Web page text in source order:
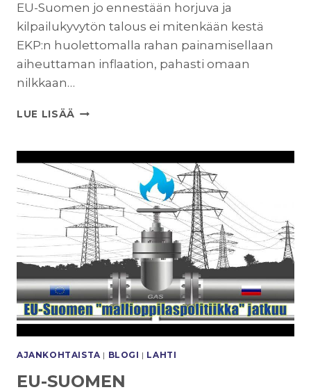
EU-Suomen jo ennestään horjuva ja
kilpailukyvytön talous ei mitenkään kestä
EKP:n huolettomalla rahan painamisellaan
aiheuttaman inflaation, pahasti omaan
nilkkaan…
LUE LISÄÄ EU:N
KURJISTAVA
MIKSTUURA
AJANKOHTAISTA | BLOGI | LAHTI
EU-SUOMEN